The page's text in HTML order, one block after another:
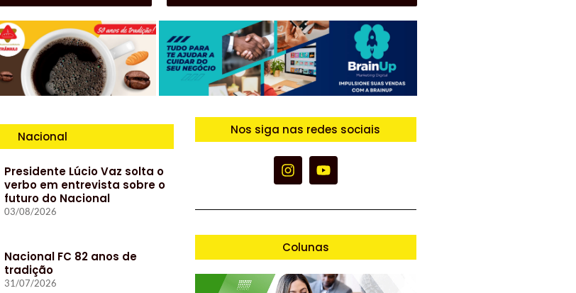
Nacional
Presidente Lúcio Vaz solta o
verbo em entrevista sobre o
futuro do Nacional
03/08/2026
Nacional FC 82 anos de
tradição
31/07/2026
Nos siga nas redes sociais
Colunas